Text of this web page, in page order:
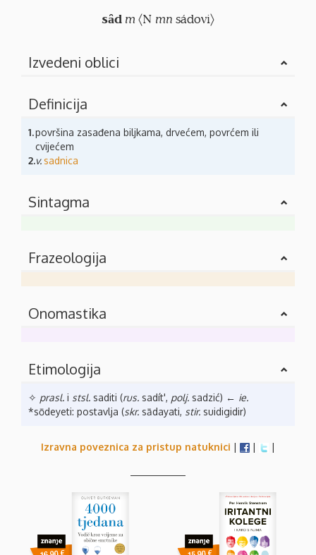
sȃd m 〈N mn sádovi〉
Izvedeni oblici
Definicija
1.površina zasađena biljkama, drvećem, povrćem ili
cvijećem
2.v.sadnica
Sintagma
Frazeologija
Onomastika
Etimologija
✧ prasl. i stsl. saditi (rus. sadít', polj. sadzić) ← ie.
*sōdeyeti: postavlja (skr. sādayati, stir. suidigidir)
Izravna poveznica za pristup natuknici | | |